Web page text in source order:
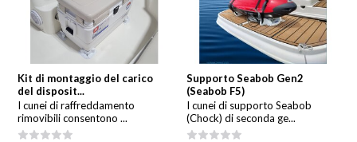
Kit di montaggio del carico
del disposit...
I cunei di raffreddamento
rimovibili consentono ...
Supporto Seabob Gen2
(Seabob F5)
I cunei di supporto Seabob
(Chock) di seconda ge...